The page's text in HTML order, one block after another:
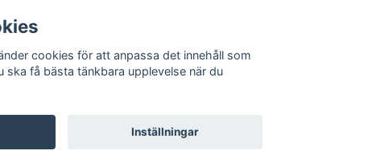
cookies för att anpassa det innehåll som
få bästa tänkbara upplevelse när du
Inställningar